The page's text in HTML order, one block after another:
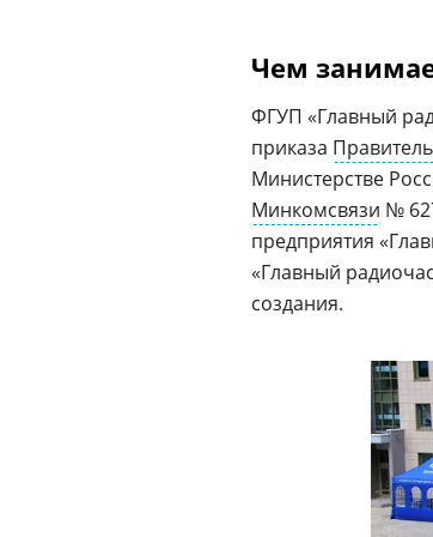
Чем
ФГУП «Главный
приказа
Министерстве
Минкомсвязи №
предприятия
«Главный
создания.